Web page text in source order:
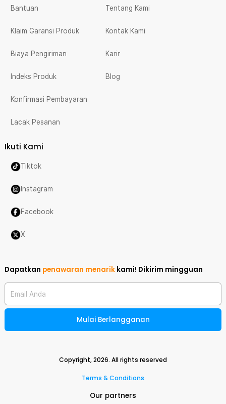
Bantuan
Klaim Garansi Produk
Biaya Pengiriman
Indeks Produk
Konfirmasi Pembayaran
Lacak Pesanan
Tentang Kami
Kontak Kami
Karir
Blog
Ikuti Kami
Tiktok
Instagram
Facebook
X
Dapatkan penawaran menarik kami! Dikirim mingguan
Email Anda
Mulai Berlangganan
Copyright,2026. All rights reserved
Terms & Conditions
Our partners